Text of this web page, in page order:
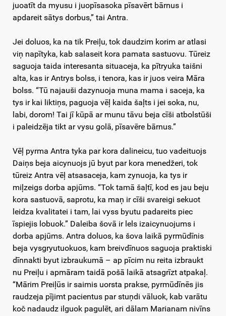
juoatīt da myusu i juopīsasoka pīsavērt bārnus i
apdareit sātys dorbus,” tai Antra.
Jei doluos, ka na tik Preiļu, tok daudzim korim ar atlasi
viņ napītyka, kab salaseit kora pamata sastuovu. Tūreiz
saguoja taida interesanta situaceja, ka pītryuka taišni
alta, kas ir Antrys bolss, i tenora, kas ir juos veira Māra
bolss. “Tū najauši dazynuoja muna mama i saceja, ka
tys ir kai liktiņs, paguoja vēļ kaida šaļts i jei soka, nu,
labi, dorom! Tai jī kūpā ar munu tāvu beja cīši atbolstūši
i paleidzēja tikt ar vysu golā, pīsavēre bārnus.”
Vēļ pyrma Antra tyka par kora dalineicu, tuo vadeituojs
Daiņs beja aicynuojs jū byut par kora menedžeri, tok
tūreiz Antra vēļ atsasaceja, kam zynuoja, ka tys ir
miļzeigs dorba apjūms. “Tok tamā šaļtī, kod es jau beju
kora sastuovā, saprotu, ka maņ ir cīši svareigi sekuot
leidza kvalitatei i tam, lai vyss byutu padareits piec
īspiejis lobuok.” Daleiba šovā ir lels izaicynuojums i
dorba apjūms. Antra doluos, ka šova laikā pyrmūdīnis
beja vysgryutuokuos, kam breivdīnuos saguoja praktiski
dīnnakti byut izbraukumā – ap pīcim nu reita izbraukt
nu Preiļu i apmāram taidā pošā laikā atsagrīzt atpakaļ.
“Mārim Preiļūs ir saimis uorsta prakse, pyrmūdīnēs jis
raudzeja pījimt pacientus par stuņdi vāluok, kab varātu
koč nadaudz ilguok pagulēt, ari dālam Marianam nivīns